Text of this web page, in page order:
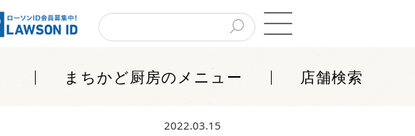
まちかど厨房のメニュー 店舗検索
2022.03.15